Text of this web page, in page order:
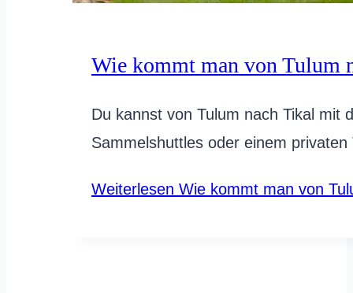
Wie kommt man von Tulum
Du kannst von Tulum nach Tikal mit
Sammelshuttles oder einem
Weiterlesen Wie kommt man von